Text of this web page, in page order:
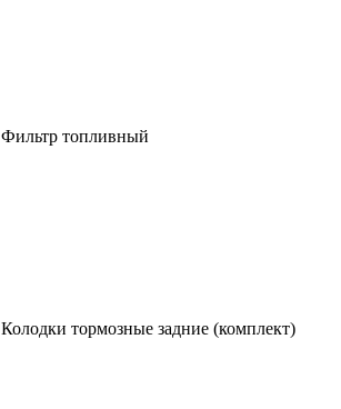
Фильтр топливный
Колодки тормозные задние (комплект)